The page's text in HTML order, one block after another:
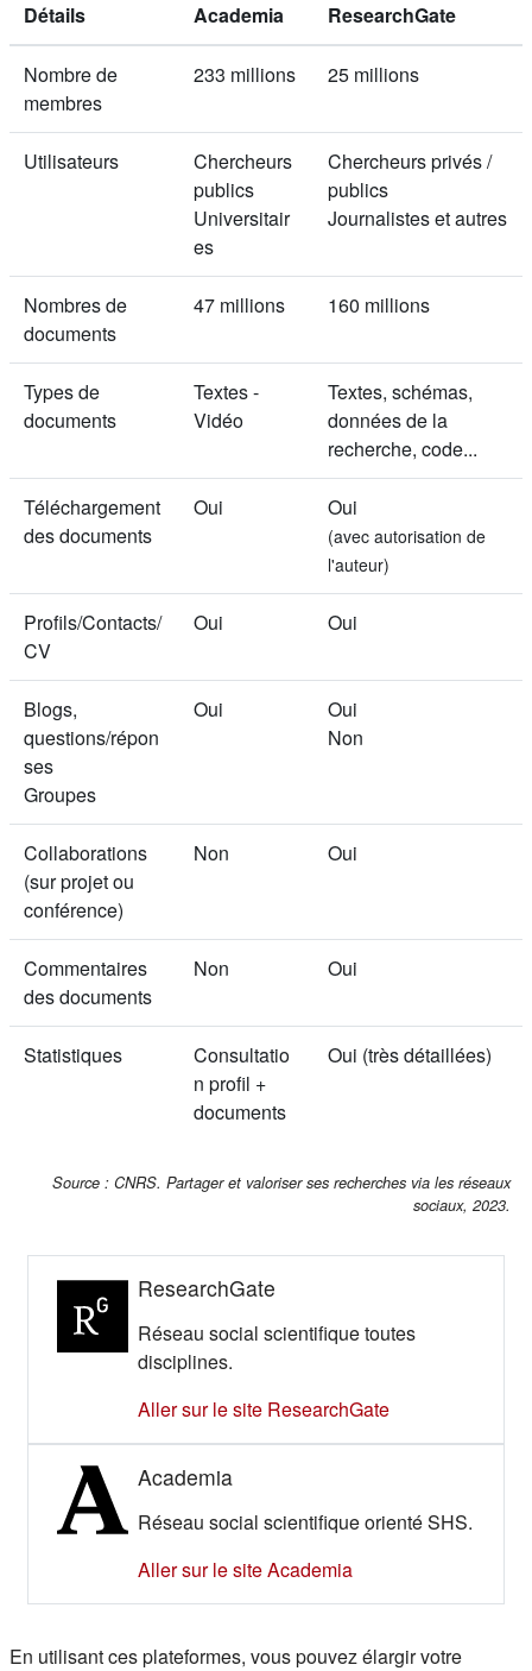
Détails Academia ResearchGate
Nombre de
membres
233 millions 25 millions
Utilisateurs
Chercheurs
publics
Universitair
es
Chercheurs privés /
publics
Journalistes et autres
Nombres de
documents
47 millions 160 millions
Types de
documents
Textes -
Vidéo
Textes, schémas,
données de la
recherche, code...
Téléchargement
des documents
Oui Oui
(avec autorisation de
l'auteur)
Profils/Contacts/
CV
Oui Oui
Blogs,
questions/répon
ses
Groupes
Oui
Oui
Non
Collaborations
(sur projet ou
conférence)
Non Oui
Commentaires
des documents
Non Oui
Statistiques
Consultatio
n profil +
documents
Oui (très détaillées)
Source : CNRS. Partager et valoriser ses recherches via les réseaux
sociaux, 2023.
ResearchGate
Réseau social scientifique toutes
disciplines.
Aller sur le site ResearchGate(s'ouvre dans
Academia
Réseau social scientifique orienté SHS.
Aller sur le site Academia(s'ouvre dans un
En utilisant ces plateformes, vous pouvez élargir votre